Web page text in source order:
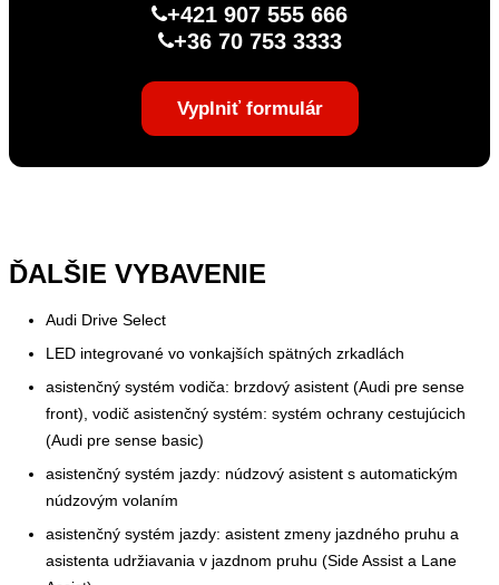
+421 907 555 666
+36 70 753 3333
Vyplniť formulár
ĎALŠIE VYBAVENIE
Audi Drive Select
LED integrované vo vonkajších spätných zrkadlách
asistenčný systém vodiča: brzdový asistent (Audi pre sense
front), vodič asistenčný systém: systém ochrany cestujúcich
(Audi pre sense basic)
asistenčný systém jazdy: núdzový asistent s automatickým
núdzovým volaním
asistenčný systém jazdy: asistent zmeny jazdného pruhu a
asistenta udržiavania v jazdnom pruhu (Side Assist a Lane